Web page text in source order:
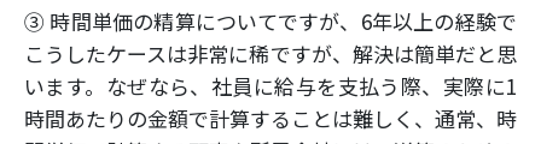
③ 時間単価の精算についてですが、6年以上の経験で
こうしたケースは非常に稀ですが、解決は簡単だと思
います。なぜなら、社員に給与を支払う際、実際に1
時間あたりの金額で計算することは難しく、通常、時